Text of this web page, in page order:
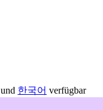
und 한국어 verfügbar